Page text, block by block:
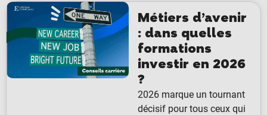
Métiers d’avenir
: dans quelles
formations
investir en 2026
?
2026 marque un tournant
décisif pour tous ceux qui